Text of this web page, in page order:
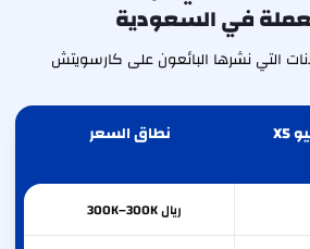
في السعودية
التي نشرها البائعون على كارسويتش
قائمة أسعار بي ام دبليو X5 نطاق السعر
ريال 300K–300K